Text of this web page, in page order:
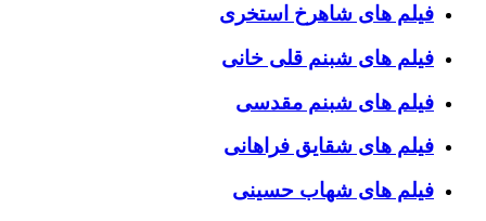
فیلم های شاهرخ استخری
فیلم های شبنم قلی خانی
فیلم های شبنم مقدسی
فیلم های شقایق فراهانی
فیلم های شهاب حسینی